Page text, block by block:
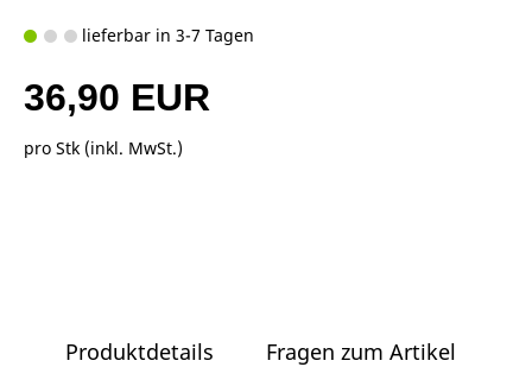
lieferbar in 3-7 Tagen
36,90 EUR
pro Stk (inkl. MwSt.)
Produktdetails Fragen zum Artikel